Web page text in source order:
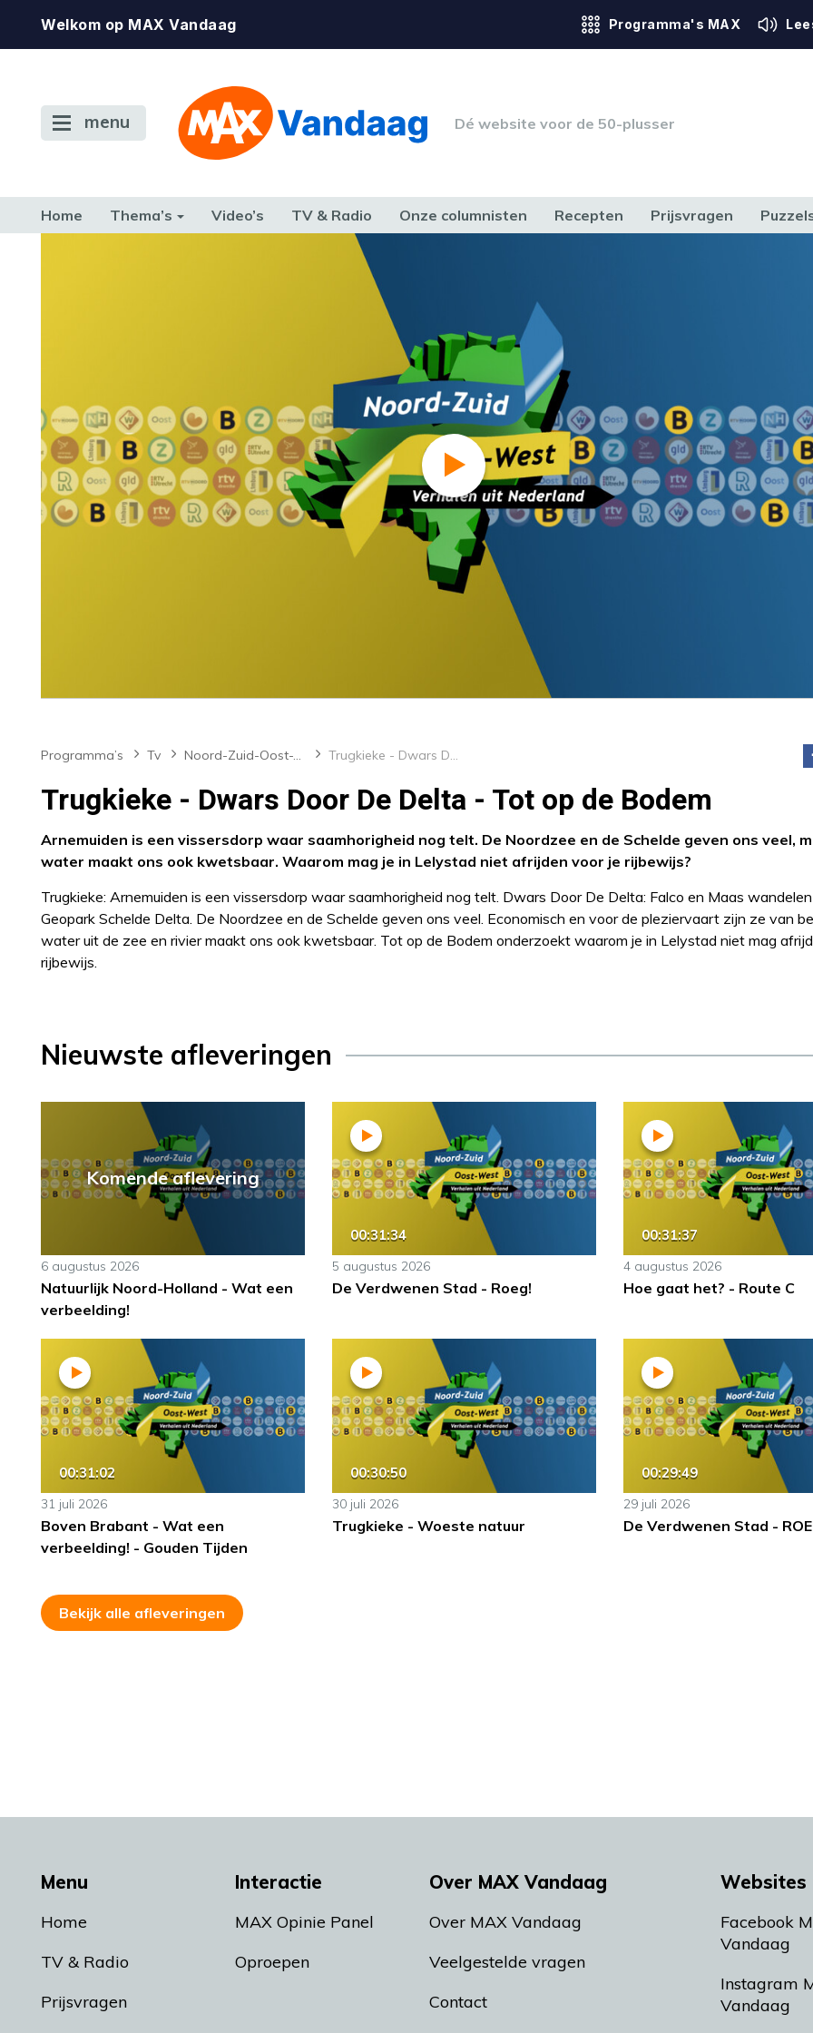
Welkom op MAX Vandaag Programma's MAX
menu Dé website voor de 50-plusser
Home Thema’s Video’s TV & Radio Onze columnisten Recepten Prijsvragen
GELD, WERK & RECHT
Programma’s Tv Noord-Zuid-Oost-West Trugkieke - Dwars Door De Delta - Tot op de Bodem
Trugkieke - Dwars Door De Delta - Tot op de Bodem
Arnemuiden is een vissersdorp waar saamhorigheid nog telt. De Noordzee en de Schelde geven ons veel,
water maakt ons ook kwetsbaar. Waarom mag je in Lelystad niet afrijden voor je rijbewijs?
Trugkieke: Arnemuiden is een vissersdorp waar saamhorigheid nog telt. Dwars Door De Delta: Falco en Maas
Geopark Schelde Delta. De Noordzee en de Schelde geven ons veel. Economisch en voor de pleziervaart zijn ze van
water uit de zee en rivier maakt ons ook kwetsbaar. Tot op de Bodem onderzoekt waarom je in Lelystad niet mag
rijbewijs.
Nieuwste afleveringen
Komende aflevering
6 augustus 2026
Natuurlijk Noord-Holland - Wat een
verbeelding!
00:31:34
5 augustus 2026
De Verdwenen Stad - Roeg!
00:31:37
4 augustus 2026
Hoe gaat het? - Route C
00:31:02
31 juli 2026
Boven Brabant - Wat een
verbeelding! - Gouden Tijden
00:30:50
30 juli 2026
Trugkieke - Woeste natuur
00:29:49
29 juli 2026
De Verdwenen Stad -
Bekijk alle afleveringen
Menu
Home
TV & Radio
Prijsvragen
Interactie
MAX Opinie Panel
Oproepen
Over MAX Vandaag
Over MAX Vandaag
Veelgestelde vragen
Contact
Websites
Facebook
Vandaag
Instagram
Vandaag